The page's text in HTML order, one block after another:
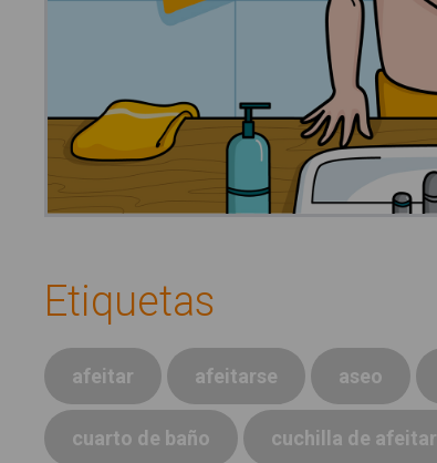
Etiquetas
afeitar afeitarse aseo
cuarto de baño cuchilla de afeitar